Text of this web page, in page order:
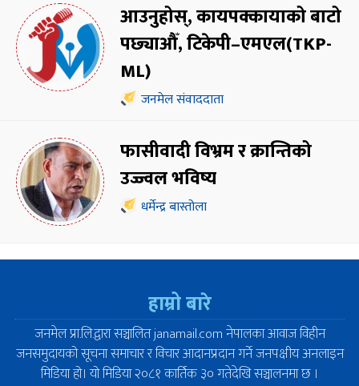
आउनुहोस्, कायपक्कायाको बाटो
पछ्याऔँ, टिकेपी–एमएल(TKP-
ML)
जनमेल संवाददाता
फासीवादी विभ्रम र क्रान्तिको
उज्ज्वल भविष्य
धर्मेन्द्र बास्तोला
हाम्रो बारे
जनमेल प्रा.लि.द्वारा सञ्चालित janamail.com नेपालका आवाज विहीन
जनसमुदायको सूचना समाचार र विचार आदानप्रदान गर्ने जनपक्षीय अनलाइन
मिडिया हो। यो मिडिया २०८१ कार्तिक ३० गतेदेखि सञ्चालनमा छ ।